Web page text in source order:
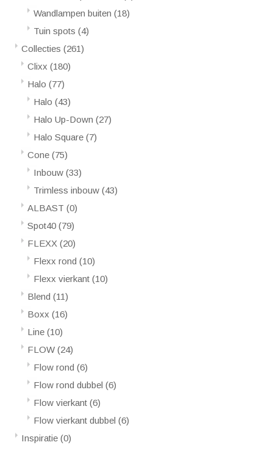
Wandlampen buiten (18)
Tuin spots (4)
Collecties (261)
Clixx (180)
Halo (77)
Halo (43)
Halo Up-Down (27)
Halo Square (7)
Cone (75)
Inbouw (33)
Trimless inbouw (43)
ALBAST (0)
Spot40 (79)
FLEXX (20)
Flexx rond (10)
Flexx vierkant (10)
Blend (11)
Boxx (16)
Line (10)
FLOW (24)
Flow rond (6)
Flow rond dubbel (6)
Flow vierkant (6)
Flow vierkant dubbel (6)
Inspiratie (0)